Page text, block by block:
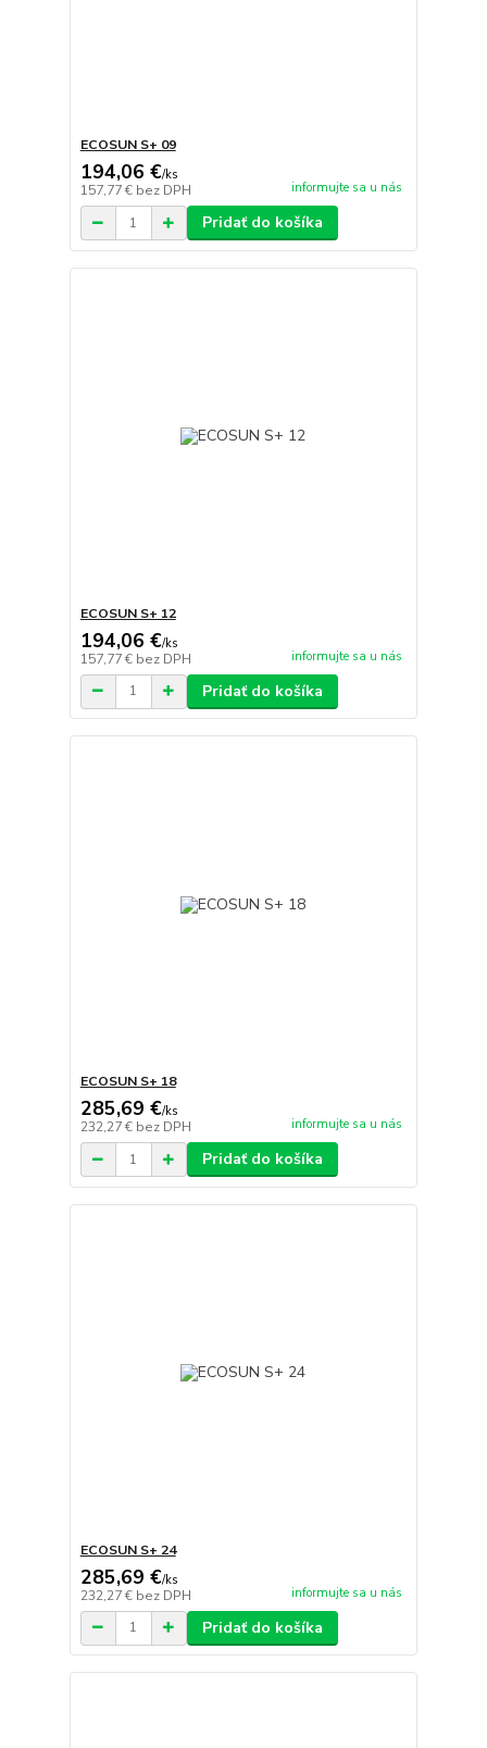
ECOSUN S+ 09
194,06 €/ks
157,77 € bez DPH informujte sa u nás
Pridať do košíka
ECOSUN S+ 12
194,06 €/ks
157,77 € bez DPH informujte sa u nás
Pridať do košíka
ECOSUN S+ 18
285,69 €/ks
232,27 € bez DPH informujte sa u nás
Pridať do košíka
ECOSUN S+ 24
285,69 €/ks
232,27 € bez DPH informujte sa u nás
Pridať do košíka